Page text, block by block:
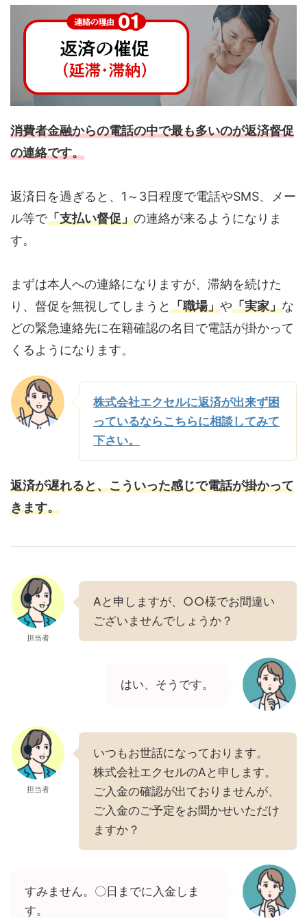
消費者金融からの電話の中で最も多いのが返済督促
の連絡です。
返済日を過ぎると、1～3日程度で電話やSMS、メー
ル等で「支払い督促」の連絡が来るようになりま
す。
まずは本人への連絡になりますが、滞納を続けた
り、督促を無視してしまうと「職場」や「実家」な
どの緊急連絡先に在籍確認の名目で電話が掛かって
くるようになります。
株式会社エクセルに返済が出来ず困
っているならこちらに相談してみて
下さい。
返済が遅れると、こういった感じで電話が掛かって
きます。
担当者
Aと申しますが、○○様でお間違い
ございませんでしょうか？
はい、そうです。
担当者
いつもお世話になっております。
株式会社エクセルのAと申します。
ご入金の確認が出ておりませんが、
ご入金のご予定をお聞かせいただけ
ますか？
すみません。〇日までに入金しま
す。